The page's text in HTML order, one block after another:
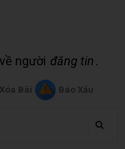
người đăng tin.
Xóa Bài Báo Xấu